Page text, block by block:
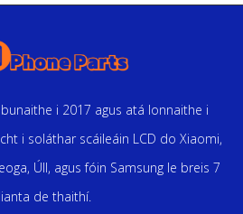
i 2017 agus atá lonnaithe i
i soláthar scáileáin LCD do Xiaomi,
Úll, agus fóin Samsung le breis 7
de thaithí.